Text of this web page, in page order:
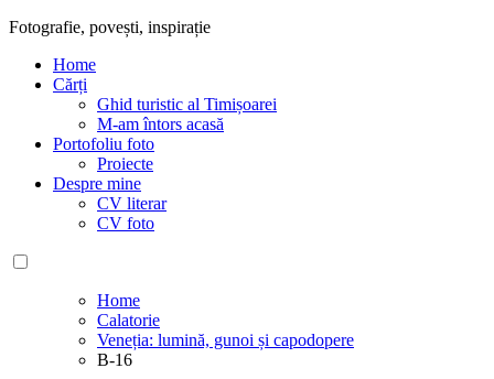
Fotografie, povești, inspirație
Home
Cărți
Ghid turistic al Timișoarei
M-am întors acasă
Portofoliu foto
Proiecte
Despre mine
CV literar
CV foto
Home
Calatorie
Veneția: lumină, gunoi și capodopere
B-16